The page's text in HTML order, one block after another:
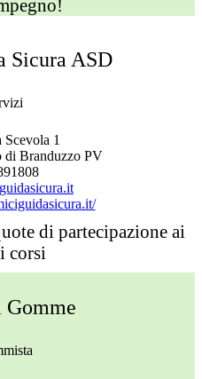
Sicura ASD
Scevola 1
di Branduzzo PV
di partecipazione ai
corsi
Gomme